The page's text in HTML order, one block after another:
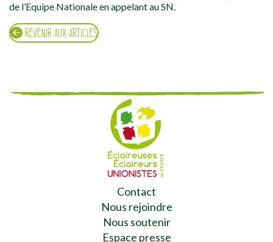
de l’Equipe Nationale en appelant au SN.
REVENIR AUX ARTICLES
Contact
Nous rejoindre
Nous soutenir
Espace presse